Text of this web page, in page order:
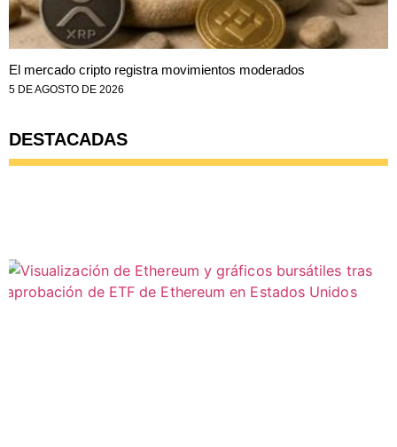
El mercado cripto registra movimientos moderados
5 DE AGOSTO DE 2026
DESTACADAS